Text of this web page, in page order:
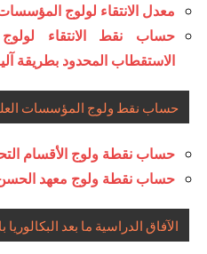
معدل الانتقاء لولوج
حساب نقط الانتقاء
الاستقطاب المحدود بطريقة
حساب نقط ولوج المؤسسات
حساب نقطة ولوج الأقسام
حساب نقطة ولوج معهد الحسن
الآفاق الدراسية ما بعد